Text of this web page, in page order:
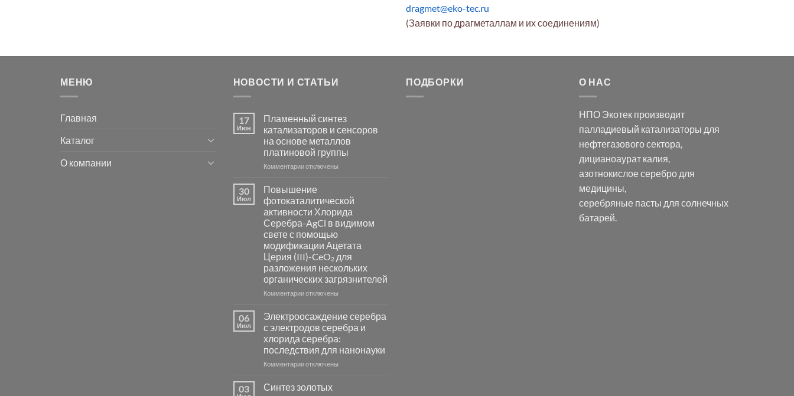
dragmet@eko-tec.ru
(Заявки по драгметаллам и их соединениям)
МЕНЮ
Главная
Каталог
О компании
НОВОСТИ И СТАТЬИ
17
Июн
Пламенный синтез
катализаторов и сенсоров
на основе металлов
платиновой группы
Комментариик
синтез
катализаторов
и
сенсоров
на
основе
металлов
платиновой
группы
отключены
30
Июл
Повышение
фотокаталитической
активности Хлорида
Серебра-AgCl в видимом
свете с помощью
модификации Ацетата
Церия (III)-CeO₂ для
разложения нескольких
органических загрязнителей
Комментариик
фотокаталитической
активности
Хлорида
Серебра-
AgCl
свете
отключены
06
Июл
Электроосаждение серебра
с электродов серебра и
хлорида серебра:
последствия для нанонауки
Комментариик
серебра
отключены
03
Синтез золотых
ПОДБОРКИ О НАС
НПО Экотек производит
палладиевый катализаторы для
нефтегазового сектора,
дицианоаурат калия,
азотнокислое серебродля
медицины,
серебряные пасты для солнечных
батарей.